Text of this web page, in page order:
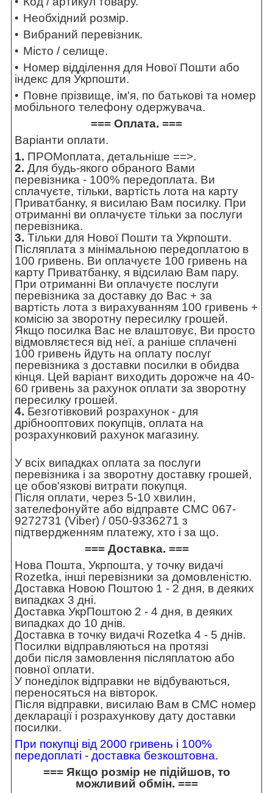
Необхідний розмір.
Вибраний перевізник.
Місто / селище.
Номер відділення для Нової Пошти або
індекс для Укрпошти.
Повне прізвище, ім'я, по батькові та номер
мобільного телефону одержувача.
=== Оплата. ===
Варіанти оплати.
1. ПРОМоплата, детальніше ==>.
2. Для будь-якого обраного Вами
перевізника - 100% передоплата. Ви
сплачуєте, тільки, вартість лота на карту
Приватбанку, я висилаю Вам посилку. При
отриманні ви оплачуєте тільки за послуги
перевізника.
3. Тільки для Нової Пошти та Укрпошти.
Післяплата з мінімальною передоплатою в
100 гривень. Ви оплачуєте 100 гривень на
карту Приватбанку, я відсилаю Вам пару.
При отриманні Ви оплачуєте послуги
перевізника за доставку до Вас + за
вартість лота з вирахуванням 100 гривень +
комісію за зворотну пересилку грошей.
Якщо посилка Вас не влаштовує, Ви просто
відмовляєтеся від неї, а раніше сплачені
100 гривень йдуть на оплату послуг
перевізника з доставки посилки в обидва
кінця. Цей варіант виходить дорожче на 40-
60 гривень за рахунок оплати за зворотну
пересилку грошей.
4. Безготівковий розрахунок - для
дрібнооптових покупців, оплата на
розрахунковий рахунок магазину.
У всіх випадках оплата за послуги
перевізника і за зворотну доставку грошей,
це обов'язкові витрати покупця.
Після оплати, через 5-10 хвилин,
зателефонуйте або відправте СМС 067-
9272731 (Viber) / 050-9336271 з
підтвердженням платежу, хто і за що.
=== Доставка. ===
Нова Пошта, Укрпошта, у точку видачі
Rozetka, інші перевізники за домовленістю.
Доставка Новою Поштою 1 - 2 дня, в деяких
випадках 3 дні.
Доставка УкрПоштою 2 - 4 дня, в деяких
випадках до 10 днів.
Доставка в точку видачі Rozetka 4 - 5 днів.
Посилки відправляються на протязі
доби після замовлення післяплатою або
повної оплати.
У понеділок відправки не відбуваються,
переносяться на вівторок.
Після відправки, висилаю Вам в СМС номер
декларації і розрахункову дату доставки
посилки.
При покупці від 2000 гривень і 100%
передоплаті - доставка безкоштовна.
=== Якщо розмір не підійшов, то
можливий обмін. ===